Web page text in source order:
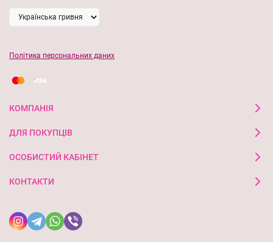
Політика персональних даних
КОМПАНІЯ
ДЛЯ ПОКУПЦІВ
ОСОБИСТИЙ КАБІНЕТ
КОНТАКТИ